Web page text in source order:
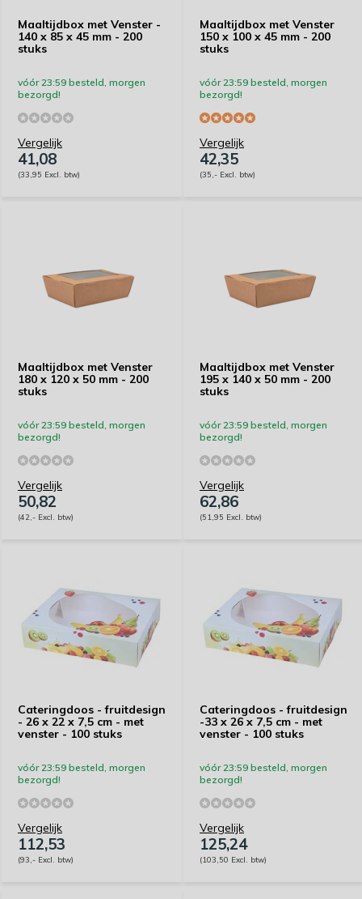
Maaltijdbox met Venster -
140 x 85 x 45 mm - 200
stuks
vóór 23:59 besteld, morgen
bezorgd!
Vergelijk
41,08
(33,95 Excl. btw)
Maaltijdbox met Venster
150 x 100 x 45 mm - 200
stuks
vóór 23:59 besteld, morgen
bezorgd!
Vergelijk
42,35
(35,- Excl. btw)
Maaltijdbox met Venster
180 x 120 x 50 mm - 200
stuks
vóór 23:59 besteld, morgen
bezorgd!
Vergelijk
50,82
(42,- Excl. btw)
Maaltijdbox met Venster
195 x 140 x 50 mm - 200
stuks
vóór 23:59 besteld, morgen
bezorgd!
Vergelijk
62,86
(51,95 Excl. btw)
Cateringdoos - fruitdesign
- 26 x 22 x 7,5 cm - met
venster - 100 stuks
vóór 23:59 besteld, morgen
bezorgd!
Vergelijk
112,53
(93,- Excl. btw)
Cateringdoos - fruitdesign
-33 x 26 x 7,5 cm - met
venster - 100 stuks
vóór 23:59 besteld, morgen
bezorgd!
Vergelijk
125,24
(103,50 Excl. btw)